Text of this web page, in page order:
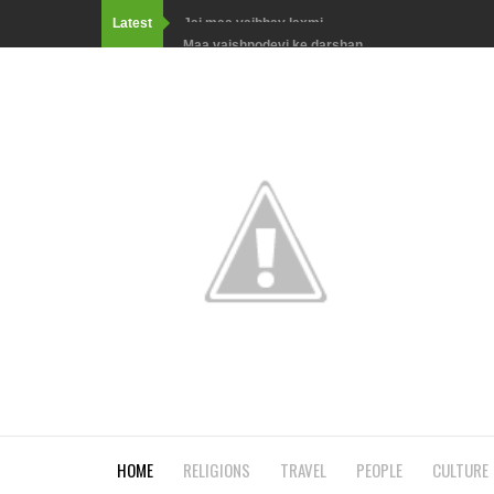
Latest Maa vaishnodevi ke darshan
जानिए मंदोदरी का रावण के अलावा किसके साथ हुआ था
than Ravan?
माता लक्ष्मी ने किस राक्षसराज के बाँधी थी राखी? Which
HOME RELIGIONS TRAVEL PEOPLE CULTURE